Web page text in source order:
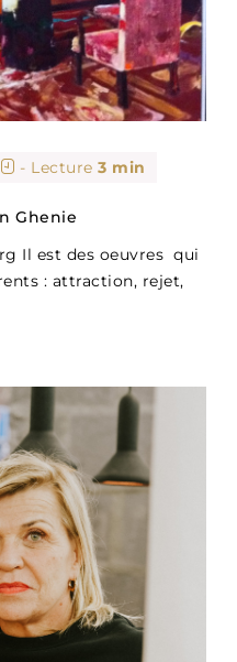
- Lecture3 min
Ghenie
Il est des oeuvres qui
: attraction, rejet,